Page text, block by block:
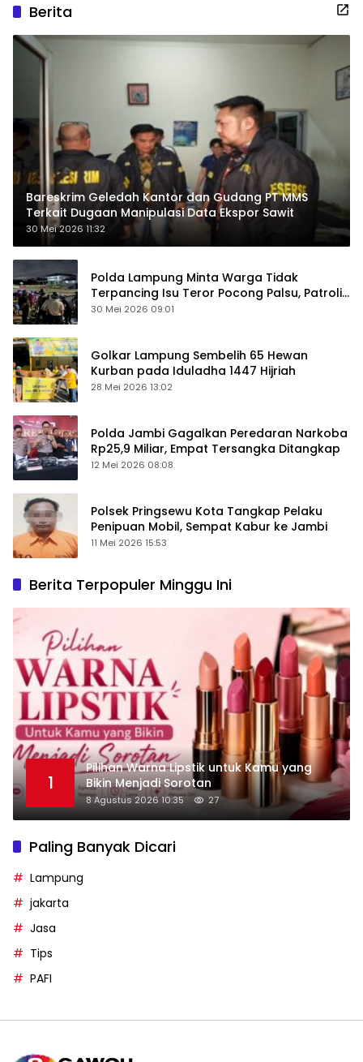
Berita
Bareskrim Geledah Kantor dan Gudang PT MMS
Terkait Dugaan Manipulasi Data Ekspor Sawit
30 Mei 2026 11:32
Polda Lampung Minta Warga Tidak
Terpancing Isu Teror Pocong Palsu, Patroli
Keamanan Ditingkatkan
30 Mei 2026 09:01
Golkar Lampung Sembelih 65 Hewan
Kurban pada Iduladha 1447 Hijriah
28 Mei 2026 13:02
Polda Jambi Gagalkan Peredaran Narkoba
Rp25,9 Miliar, Empat Tersangka Ditangkap
12 Mei 2026 08:08
Polsek Pringsewu Kota Tangkap Pelaku
Penipuan Mobil, Sempat Kabur ke Jambi
11 Mei 2026 15:53
Berita Terpopuler Minggu Ini
1
Pilihan Warna Lipstik untuk Kamu yang
Bikin Menjadi Sorotan
8 Agustus 2026 10:35 27
Paling Banyak Dicari
Lampung
jakarta
Jasa
Tips
PAFI